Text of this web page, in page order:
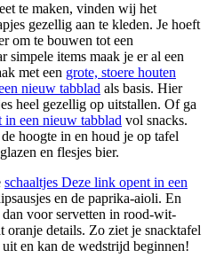
te maken, vinden wij het
gezellig aan te kleden. Je hoeft
om te bouwen tot een
simpele items maak je er al een
met een grote, stoere houten
nieuw tabblad als basis. Hier
heel gezellig op uitstallen. Of ga
een nieuw tabblad vol snacks.
hoogte in en houd je op tafel
en flesjes bier.
schaaltjes Deze link opent in een
en de paprika-aioli. En
voor servetten in rood-wit-
details. Zo ziet je snacktafel
en kan de wedstrijd beginnen!